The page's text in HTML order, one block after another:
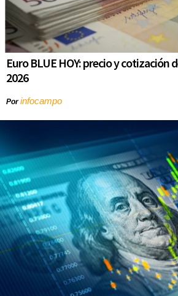
Euro BLUE HOY: precio y cotización
2026
Porinfocampo